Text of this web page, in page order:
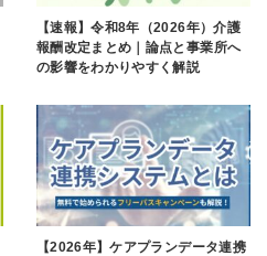
【速報】令和8年（2026年）介護
報酬改定まとめ｜論点と事業所へ
の影響をわかりやすく解説
【2026年】ケアプランデータ連携